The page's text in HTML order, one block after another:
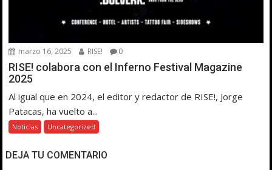
marzo 16, 2025 RISE! 0
RISE! colabora con el Inferno Festival Magazine
2025
Al igual que en 2024, el editor y redactor de RISE!, Jorge
Patacas, ha vuelto a...
Noticias Uncategorized
DEJA TU COMENTARIO